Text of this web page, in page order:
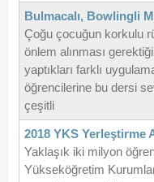
Bulmacalı, Bowlingli
Çoğu çocuğun korkulu
önlem alınması
yaptıkları farklı
öğrencilerine bu dersi
çeşitli
2018 YKS Yerleştirme
Yaklaşık iki milyon
Yükseköğretim